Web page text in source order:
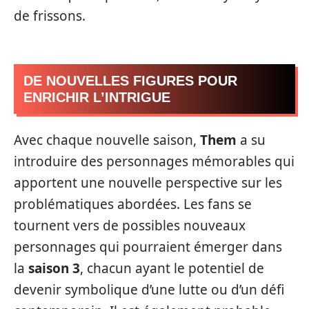
de frissons.
DE NOUVELLES FIGURES POUR
ENRICHIR L’INTRIGUE
Avec chaque nouvelle saison, Them a su
introduire des personnages mémorables qui
apportent une nouvelle perspective sur les
problématiques abordées. Les fans se
tournent vers de possibles nouveaux
personnages qui pourraient émerger dans
la saison 3, chacun ayant le potentiel de
devenir symbolique d’une lutte ou d’un défi